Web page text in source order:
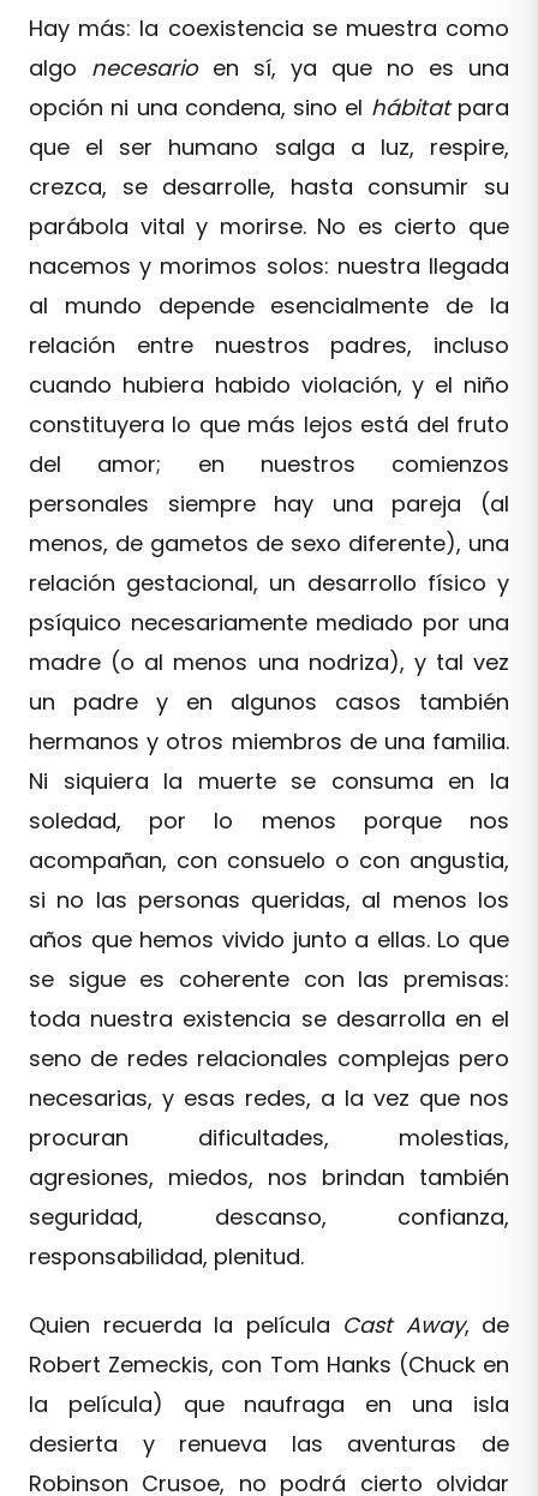
Hay más: la coexistencia se muestra como
algo necesarioen sí, ya que no es una
opción ni una condena, sino el hábitatpara
que el ser humano salga a luz, respire,
crezca, se desarrolle, hasta consumir su
parábola vital y morirse. No es cierto que
nacemos y morimos solos: nuestra llegada
al mundo depende esencialmente de la
relación entre nuestros padres, incluso
cuando hubiera habido violación, y el niño
constituyera lo que más lejos está del fruto
del amor; en nuestros comienzos
personales siempre hay una pareja (al
menos, de gametos de sexo diferente), una
relación gestacional, un desarrollo físico y
psíquico necesariamente mediado por una
madre (o al menos una nodriza), y tal vez
un padre y en algunos casos también
hermanos y otros miembros de una familia.
Ni siquiera la muerte se consuma en la
soledad, por lo menos porque nos
acompañan, con consuelo o con angustia,
si no las personas queridas, al menos los
años que hemos vivido junto a ellas. Lo que
se sigue es coherente con las premisas:
toda nuestra existencia se desarrolla en el
seno de redes relacionales complejas pero
necesarias, y esas redes, a la vez que nos
procuran dificultades, molestias,
agresiones, miedos, nos brindan también
seguridad, descanso, confianza,
responsabilidad, plenitud.
Quien recuerda la película Cast Away, de
Robert Zemeckis, con Tom Hanks (Chuck en
la película) que naufraga en una isla
desierta y renueva las aventuras de
Robinson Crusoe, no podrá cierto olvidar